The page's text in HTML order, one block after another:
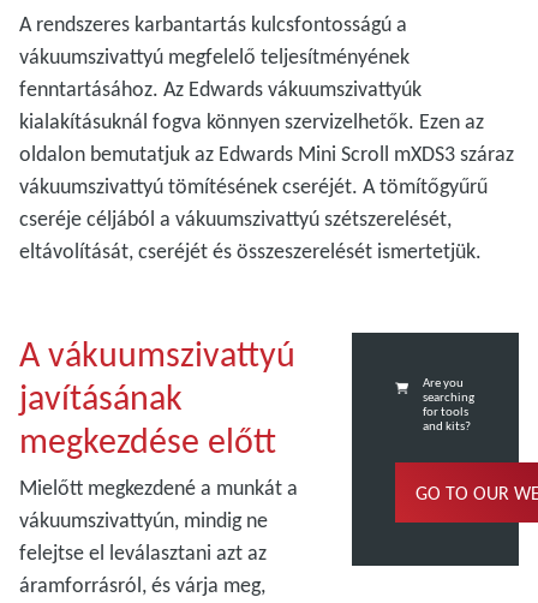
A rendszeres karbantartás kulcsfontosságú a
vákuumszivattyú megfelelő teljesítményének
fenntartásához. Az Edwards vákuumszivattyúk
kialakításuknál fogva könnyen szervizelhetők. Ezen az
oldalon bemutatjuk az Edwards Mini Scroll mXDS3 száraz
vákuumszivattyú tömítésének cseréjét. A tömítőgyűrű
cseréje céljából a vákuumszivattyú szétszerelését,
eltávolítását, cseréjét és összeszerelését ismertetjük.
A vákuumszivattyú
javításának
megkezdése előtt
Mielőtt megkezdené a munkát a
vákuumszivattyún, mindig ne
felejtse el leválasztani azt az
áramforrásról, és várja meg,
Are you
searching
for tools
and kits?
GO TO OUR